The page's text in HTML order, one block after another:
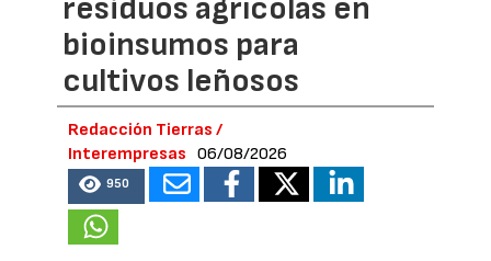
residuos agrícolas en
bioinsumos para
cultivos leñosos
Redacción Tierras /
Interempresas
06/08/2026
950